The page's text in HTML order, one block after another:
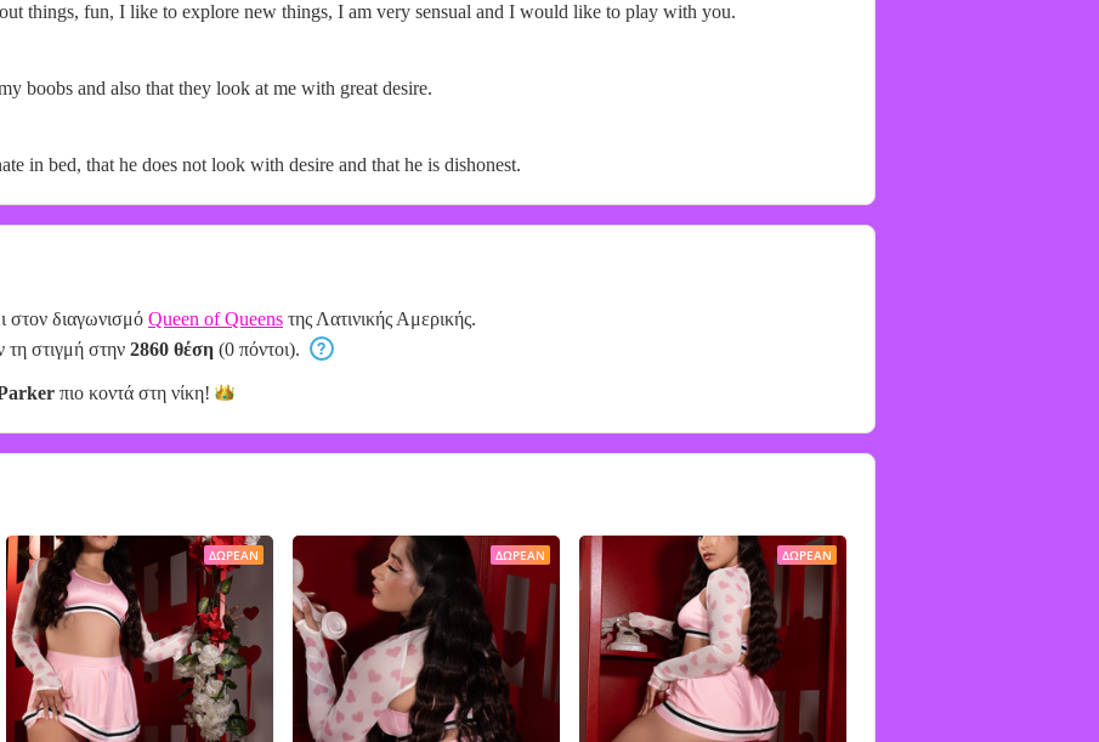
things, fun, I like to explore new things, I am very sensual and I would like to play with you.
boobs and also that they look at me with great desire.
in bed, that he does not look with desire and that he is dishonest.
στον διαγωνισμό Queen of Queens της Λατινικής Αμερικής.
τη στιγμή στην 2860 θέση (0 πόντοι).
πιο κοντά στη νίκη!
ΔΩΡΕΆΝ ΔΩΡΕΆΝ ΔΩΡΕΆΝ